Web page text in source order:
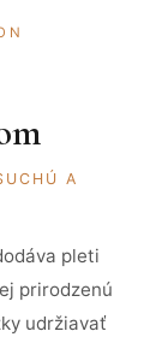
A
pleti
prirodzenú
udržiavať